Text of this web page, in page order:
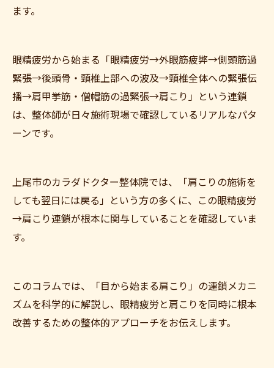
ます。
眼精疲労から始まる「眼精疲労→外眼筋疲弊→側頭筋過
緊張→後頭骨・頸椎上部への波及→頸椎全体への緊張伝
播→肩甲挙筋・僧帽筋の過緊張→肩こり」という連鎖
は、整体師が日々施術現場で確認しているリアルなパタ
ーンです。
上尾市のカラダドクター整体院では、「肩こりの施術を
しても翌日には戻る」という方の多くに、この眼精疲労
→肩こり連鎖が根本に関与していることを確認していま
す。
このコラムでは、「目から始まる肩こり」の連鎖メカニ
ズムを科学的に解説し、眼精疲労と肩こりを同時に根本
改善するための整体的アプローチをお伝えします。